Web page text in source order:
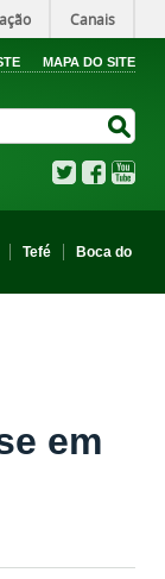
Canais
MAPA DO SITE
TwitterFacebook
Tefé
Boca do
em